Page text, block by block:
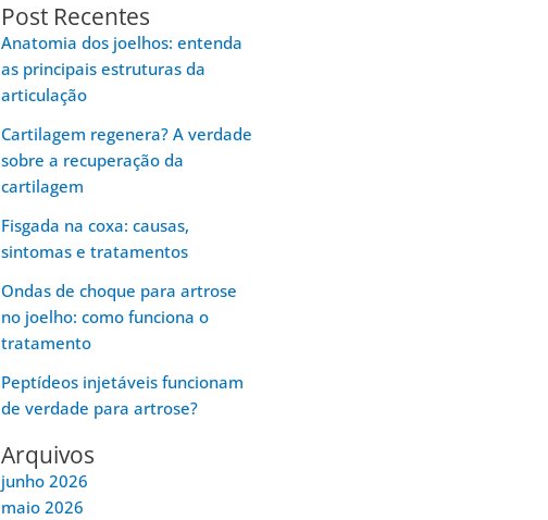
Post Recentes
Anatomia dos joelhos: entenda
as principais estruturas da
articulação
Cartilagem regenera? A verdade
sobre a recuperação da
cartilagem
Fisgada na coxa: causas,
sintomas e tratamentos
Ondas de choque para artrose
no joelho: como funciona o
tratamento
Peptídeos injetáveis funcionam
de verdade para artrose?
Arquivos
junho 2026
maio 2026